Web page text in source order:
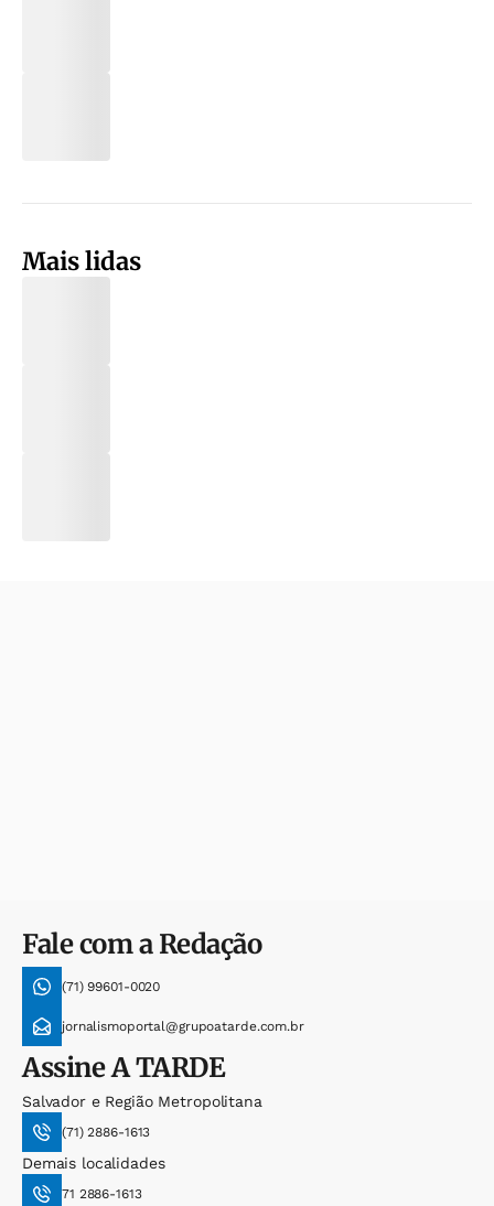
Mais lidas
Fale com a Redação
(71) 99601-0020
jornalismoportal@grupoatarde.com.br
AssineA TARDE
Salvador e Região Metropolitana
(71) 2886-1613
Demais localidades
71 2886-1613